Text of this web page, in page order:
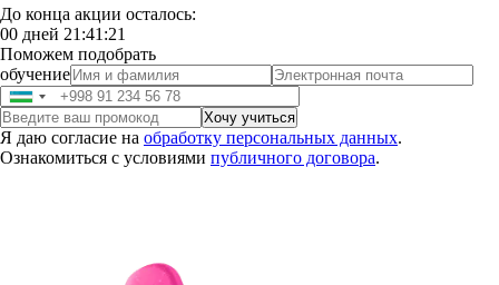
До конца акции осталось:
00 дней 21 :41 :20
Поможем подобрать
обучение
Я даю согласие на обработку персональных данных.
Ознакомиться с условиями публичного договора.